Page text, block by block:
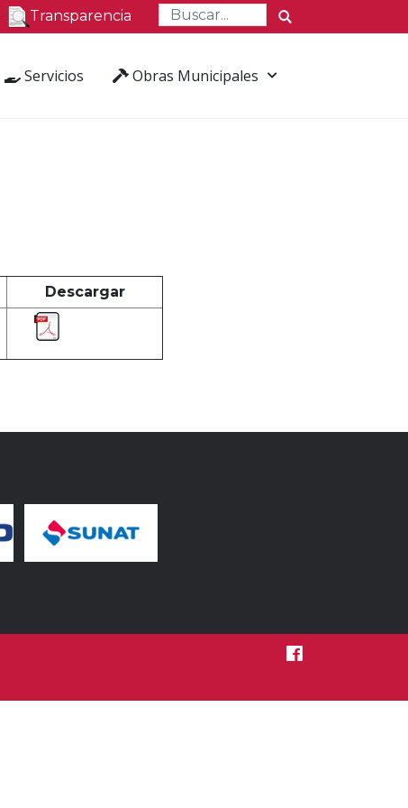
Transparencia
Servicios Obras Municipales
Descargar